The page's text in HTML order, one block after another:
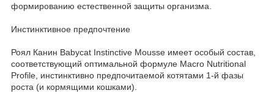
формированию естественной защиты организма.
Инстинктивное предпочтение
Роял Канин Babycat Instinctive Mousse имеет особый состав,
соответствующий оптимальной формуле Macro Nutritional
Profile, инстинктивно предпочитаемой котятами 1-й фазы
роста (и кормящими кошками).